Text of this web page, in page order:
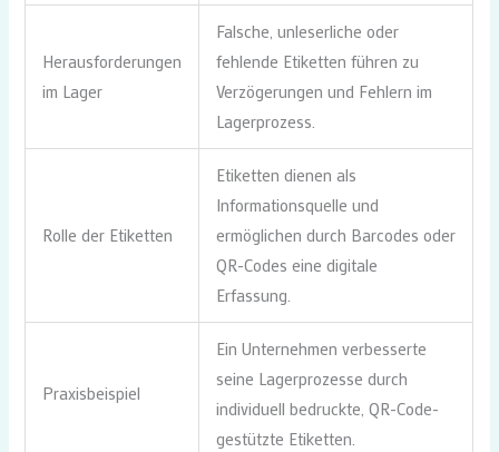
Herausforderungen
im Lager
Falsche, unleserliche oder
fehlende Etiketten führen zu
Verzögerungen und Fehlern im
Lagerprozess.
Rolle der Etiketten
Etiketten dienen als
Informationsquelle und
ermöglichen durch Barcodes oder
QR-Codes eine digitale
Erfassung.
Praxisbeispiel
Ein Unternehmen verbesserte
seine Lagerprozesse durch
individuell bedruckte, QR-Code-
gestützte Etiketten.